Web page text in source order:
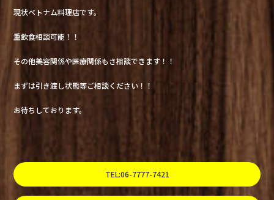
現状ベトナム料理店です。
重飲食相談可能！！
その他美容関係や医療関係もさ相談できます！！
まずは引き渡し状態等ご相談ください！！
お待ちしております。
TEL:06-7777-7421